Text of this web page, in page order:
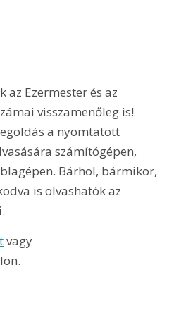
Ezermester és az
visszamenőleg is!
a nyomtatott
számítógépen,
Bárhol, bármikor,
is olvashatók az
vagy